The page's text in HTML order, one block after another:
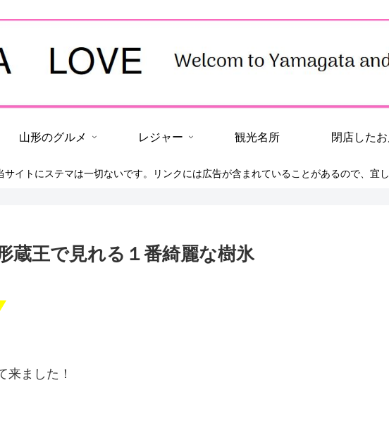
山形のグルメ レジャー 観光名所 閉店した
イトにステマは一切ないです。リンクには広告が含まれていることがあるので、宜し
蔵王で見れる１番綺麗な樹氷
来ました！